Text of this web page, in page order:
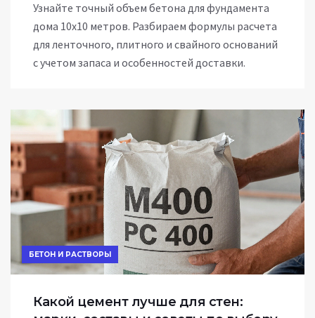
Узнайте точный объем бетона для фундамента
дома 10х10 метров. Разбираем формулы расчета
для ленточного, плитного и свайного оснований
с учетом запаса и особенностей доставки.
БЕТОН И РАСТВОРЫ
Какой цемент лучше для стен: